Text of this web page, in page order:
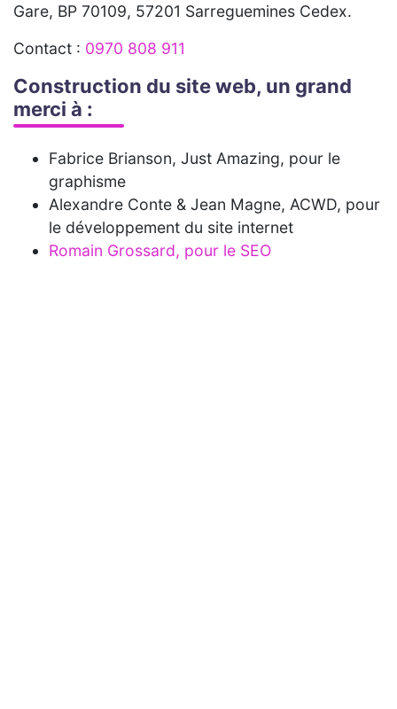
Gare, BP 70109, 57201 Sarreguemines Cedex.
Contact : 0970 808 911
Construction du site web, un grand
merci à :
Fabrice Brianson, Just Amazing, pour le
graphisme
Alexandre Conte & Jean Magne, ACWD, pour
le développement du site internet
Romain Grossard, pour le SEO